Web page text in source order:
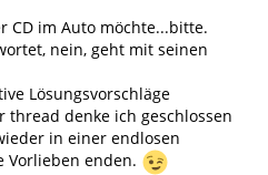
CD im Auto möchte...bitte.
nein, geht mit seinen
Lösungsvorschläge
denke ich geschlossen
in einer endlosen
Vorlieben enden.